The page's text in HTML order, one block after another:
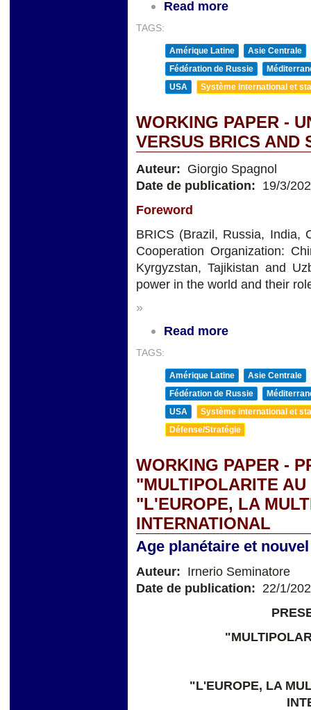
Read more
TAGS:
Amérique Latine
Asie Centrale
Fédération de Russie
USA
Système international et
WORKING PAPER -
VERSUS BRICS AND
Auteur: Giorgio Spagnol
Date de publication: 19/3/
Foreword
BRICS (Brazil, Russia, India,
Cooperation Organization:
Kyrgyzstan, Tajikistan and
power in the world and their
»
Read more
TAGS:
Amérique Latine
Asie Centrale
Fédération de Russie
USA
Système international et
Défense/Stratégie
WORKING PAPER -
"MULTIPOLARITE
"L'EUROPE, LA
INTERNATIONAL
Age planétaire et
Auteur: Irnerio Seminatore
Date de publication: 22/1/
"L'EUROPE, LA